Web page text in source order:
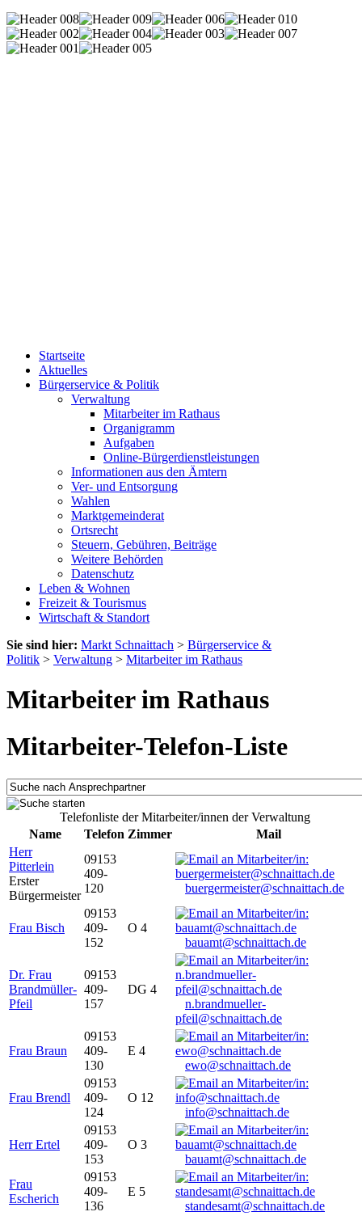
Startseite
Aktuelles
Bürgerservice & Politik
Verwaltung
Mitarbeiter im Rathaus
Organigramm
Aufgaben
Online-Bürgerdienstleistungen
Informationen aus den Ämtern
Ver- und Entsorgung
Wahlen
Marktgemeinderat
Ortsrecht
Steuern, Gebühren, Beiträge
Weitere Behörden
Datenschutz
Leben & Wohnen
Freizeit & Tourismus
Wirtschaft & Standort
Sie sind hier: Markt Schnaittach > Bürgerservice &
Politik > Verwaltung > Mitarbeiter im Rathaus
Mitarbeiter im Rathaus
Mitarbeiter-Telefon-Liste
Telefonliste der Mitarbeiter/innen der Verwaltung
Name
Telefon Zimmer
Mail
Herr
Pitterlein
Erster
Bürgermeister
09153
409-
120
buergermeister@schnaittach.de
Frau Bisch
09153
409-
152
O 4
bauamt@schnaittach.de
Dr. Frau
Brandmüller-
Pfeil
09153
409-
157
DG 4
n.brandmueller-
pfeil@schnaittach.de
Frau Braun
09153
409-
130
E 4
ewo@schnaittach.de
Frau Brendl
09153
409-
124
O 12
info@schnaittach.de
Herr Ertel
09153
409-
153
O 3
bauamt@schnaittach.de
Frau
Escherich
09153
409-
136
E 5
standesamt@schnaittach.de